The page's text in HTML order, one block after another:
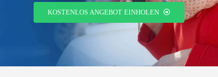
KOSTENLOS ANGEBOT EINHOLEN